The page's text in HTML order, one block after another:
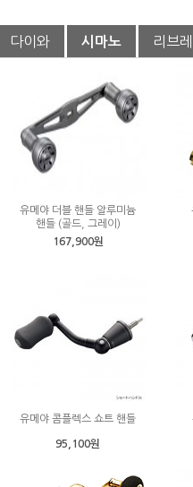
다이와 시마노 리브레
유메야 더블 핸들 알루미늄
핸들 (골드, 그레이)
167,900원
유메야 콤플렉스 쇼트 핸들
95,100원